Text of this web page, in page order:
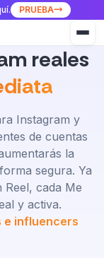
PRUEBA
reales
Instagram y
de cuentas
la
segura. Ya
cada Me
y activa.
e influencers